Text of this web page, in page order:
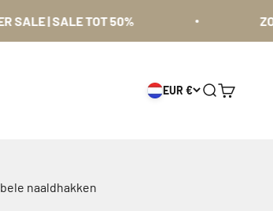
| SALE TOT 50% ZOMER
EUR € Zoeken
naaldhakken